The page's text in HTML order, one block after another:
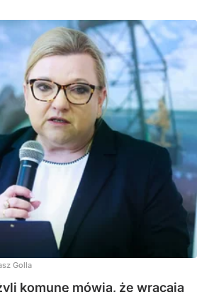
Golla
komunę mówią, że wracają